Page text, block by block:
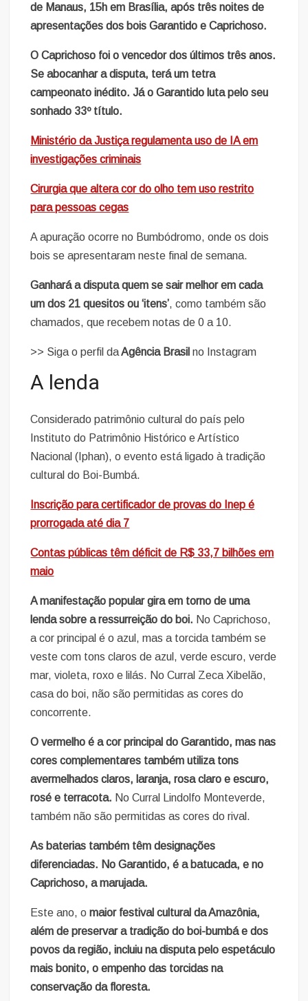
de Manaus, 15h em Brasília, após três noites de
apresentações dos bois Garantido e Caprichoso.
O Caprichoso foi o vencedor dos últimos três anos.
Se abocanhar a disputa, terá um tetra
campeonato inédito. Já o Garantido luta pelo seu
sonhado 33º título.
Ministério da Justiça regulamenta uso de IA em
investigações criminais
Cirurgia que altera cor do olho tem uso restrito
para pessoas cegas
A apuração ocorre no Bumbódromo, onde os dois
bois se apresentaram neste final de semana.
Ganhará a disputa quem se sair melhor em cada
um dos 21 quesitos ou ‘itens’, como também são
chamados, que recebem notas de 0 a 10.
>> Siga o perfil daAgência Brasilno Instagram
A lenda
Considerado patrimônio cultural do país pelo
Instituto do Patrimônio Histórico e Artístico
Nacional (Iphan), o evento está ligado à tradição
cultural do Boi-Bumbá.
Inscrição para certificador de provas do Inep é
prorrogada até dia 7
Contas públicas têm déficit de R$ 33,7 bilhões em
maio
A manifestação popular gira em torno de uma
lenda sobre a ressurreição do boi. No Caprichoso,
a cor principal é o azul, mas a torcida também se
veste com tons claros de azul, verde escuro, verde
mar, violeta, roxo e lilás. No Curral Zeca Xibelão,
casa do boi, não são permitidas as cores do
concorrente.
O vermelho é a cor principal do Garantido, mas nas
cores complementares também utiliza tons
avermelhados claros, laranja, rosa claro e escuro,
rosé e terracota. No Curral Lindolfo Monteverde,
também não são permitidas as cores do rival.
As baterias também têm designações
diferenciadas. No Garantido, é a batucada, e no
Caprichoso, a marujada.
Este ano, omaior festival cultural da Amazônia,
além de preservar a tradição do boi-bumbá e dos
povos da região, incluiu na disputa pelo espetáculo
mais bonito, o empenho das torcidas na
conservação da floresta.